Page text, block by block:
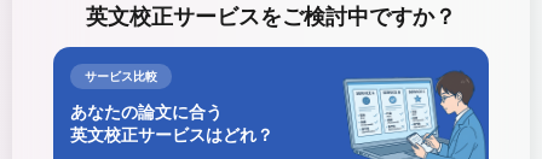
英文校正サービスをご検討中ですか？
サービス比較
あなたの論文に合う
英文校正サービスはどれ？